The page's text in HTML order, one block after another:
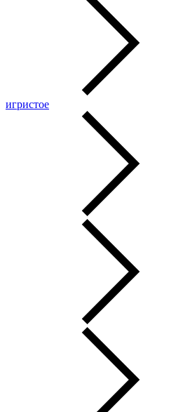
игристое